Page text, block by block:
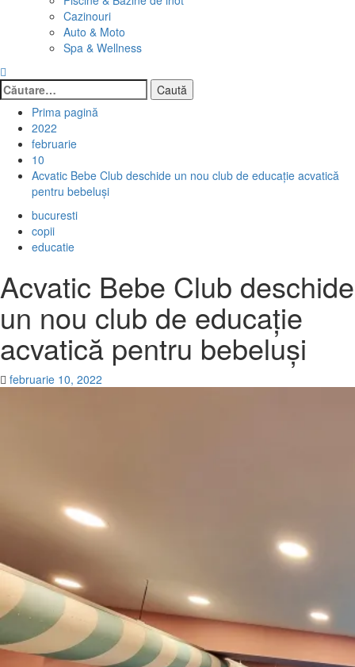
Cazinouri
Auto & Moto
Spa & Wellness
Caută
după:
Prima pagină
2022
februarie
10
Acvatic Bebe Club deschide un nou club de educație acvatică
pentru bebeluși
bucuresti
copii
educatie
Acvatic Bebe Club deschide
un nou club de educație
acvatică pentru bebeluși
februarie 10, 2022